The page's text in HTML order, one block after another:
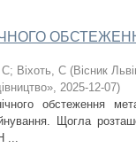
С; Віхоть, С (Вісник
, 2025-12-07)
обстеження
Щогла
...